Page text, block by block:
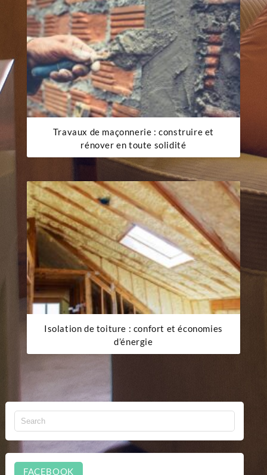
Travaux de maçonnerie : construire et
rénover en toute solidité
Isolation de toiture : confort et économies
d’énergie
FACEBOOK